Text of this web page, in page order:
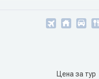
Цена за тур